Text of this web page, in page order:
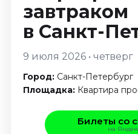
Экскурсии
Август 2026
Ноябрь 2026
Декабрь 2026
завтраком
в Санкт-
9 июля 2026 • четверг
Город: Санкт-Петербург
Площадка: Квартира
Билеты со
на